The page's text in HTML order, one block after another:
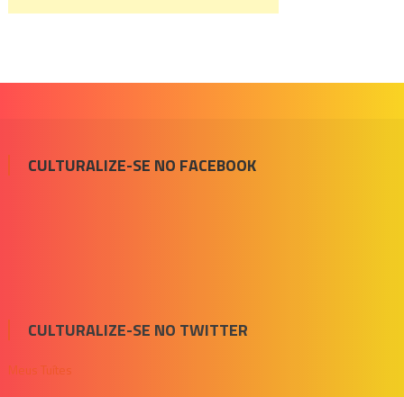
CULTURALIZE-SE NO FACEBOOK
CULTURALIZE-SE NO TWITTER
Meus Tuítes